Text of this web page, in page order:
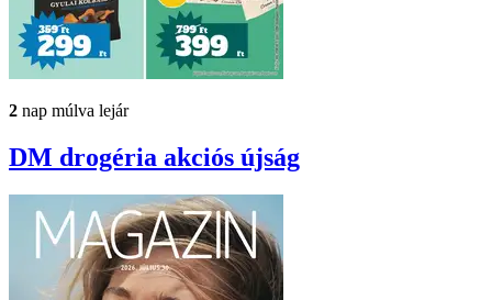
2 nap múlva lejár
DM drogéria akciós újság